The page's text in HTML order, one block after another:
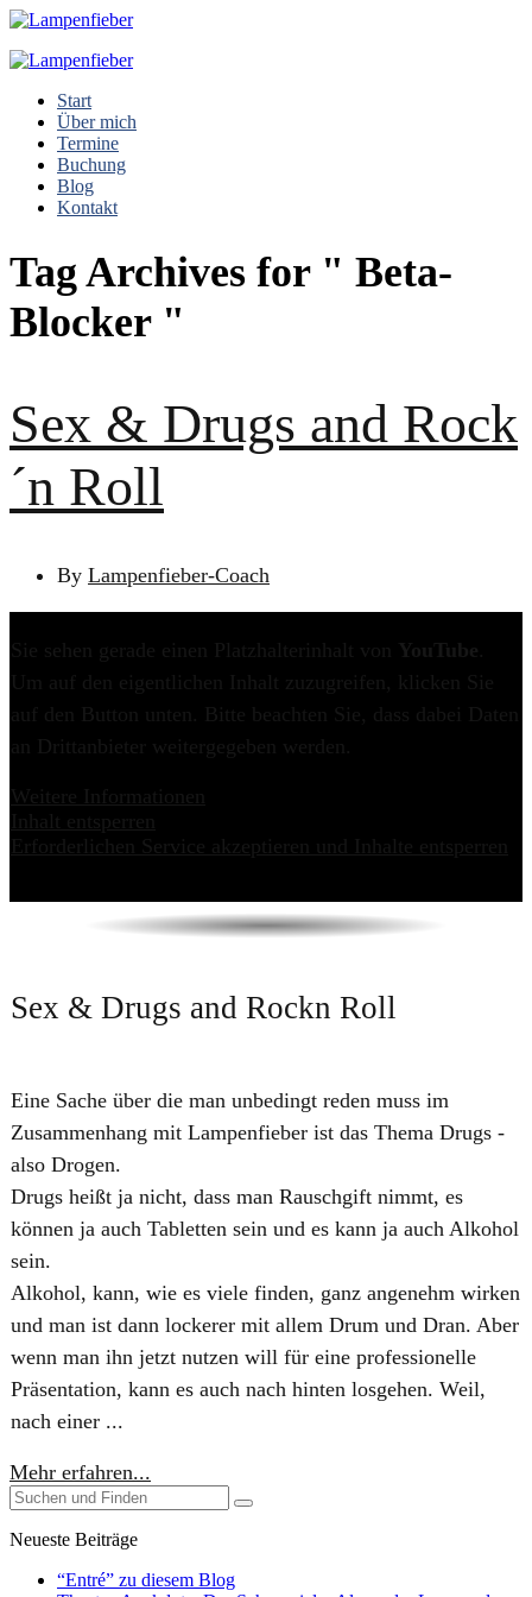
Start
Über mich
Termine
Buchung
Blog
Kontakt
Tag Archives for " Beta-
Blocker "
Sex & Drugs and Rock
´n Roll
By Lampenfieber-Coach
​​Sex & Drugs and Rockn Roll
Eine Sache über die man unbedingt reden muss im
Zusammenhang mit Lampenfieber ist das Thema ​Drugs -
also Drogen.
Drugs heißt ja nicht, dass man Rauschgift nimmt, es
können ja auch Tabletten sein und es kann ja auch Alkohol
sein.
Alkohol, kann, wie es viele finden, ganz angenehm wirken
und man ist dann lockerer mit allem Drum und Dran. Aber
wenn man ihn jetzt nutzen will für eine professionelle
Präsentation, kann es auch nach hinten losgehen. Weil,
nach einer ...
Mehr erfahren...
Neueste Beiträge
“Entré” zu diesem Blog